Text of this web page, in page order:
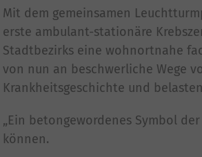
Mit dem gemeinsamen
erste ambulant-stationäre
Stadtbezirks eine wohnortnahe
von nun an beschwerliche Wege
Krankheitsgeschichte und
„Ein betongewordenes Symbol
können.